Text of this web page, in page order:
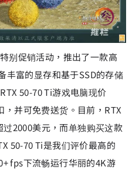
别促销活动，推出了一款高
丰富的显存和基于SSD的存储
50-70 Ti游戏电脑现价
，并可免费送货。目前，RTX
2000美元，而单独购买这款
50-70 Ti是我们评价最高的
fps下流畅运行华丽的4K游